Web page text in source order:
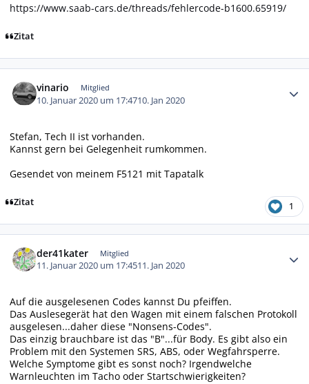
https://www.saab-cars.de/threads/fehlercode-b1600.65919/
Zitat
vinario Mitglied
10. Januar 2020 um 17:4710. Jan 2020
Stefan, Tech II ist vorhanden.
Kannst gern bei Gelegenheit rumkommen.
Gesendet von meinem F5121 mit Tapatalk
Zitat 1
der41kater Mitglied
11. Januar 2020 um 17:4511. Jan 2020
Auf die ausgelesenen Codes kannst Du pfeiffen.
Das Auslesegerät hat den Wagen mit einem falschen Protokoll
ausgelesen...daher diese "Nonsens-Codes".
Das einzig brauchbare ist das "B"...für Body. Es gibt also ein
Problem mit den Systemen SRS, ABS, oder Wegfahrsperre.
Welche Symptome gibt es sonst noch? Irgendwelche
Warnleuchten im Tacho oder Startschwierigkeiten?